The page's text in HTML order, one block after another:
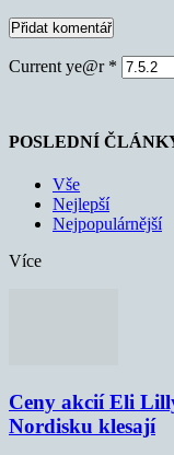
Current ye@r *
POSLEDNÍ
Vše
Nejlepší
Nejpopulárnější
Více
Ceny akcií Eli
Nordisku klesají